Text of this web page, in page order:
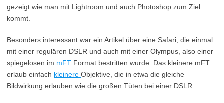
gezeigt wie man mit Lightroom und auch Photoshop zum Ziel
kommt.
Besonders interessant war ein Artikel über eine Safari, die einmal
mit einer regulären DSLR und auch mit einer Olympus, also einer
spiegelosen im mFT Format bestritten wurde. Das kleinere mFT
erlaub einfach kleinere Objektive, die in etwa die gleiche
Bildwirkung erlauben wie die großen Tüten bei einer DSLR.